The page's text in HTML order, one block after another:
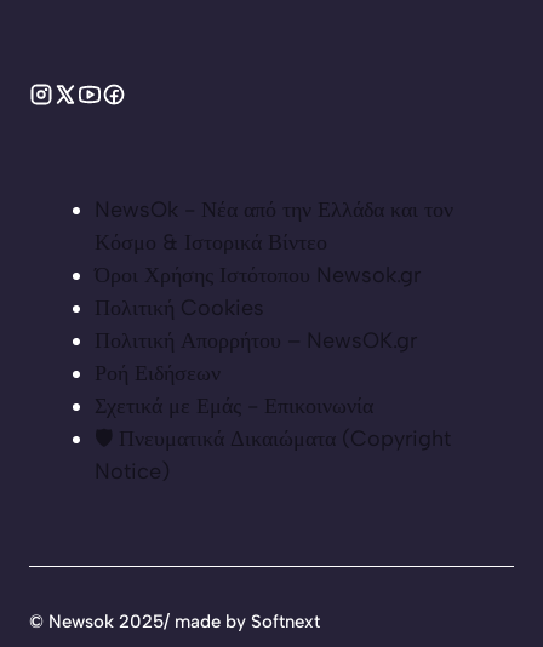
NewsOk - Νέα από την Ελλάδα και τον
Κόσμο & Ιστορικά Βίντεο
Όροι Χρήσης Ιστότοπου Newsok.gr
Πολιτική Cookies
Πολιτική Απορρήτου – NewsOK.gr
Ροή Ειδήσεων
Σχετικά με Εμάς - Επικοινωνία
🛡️ Πνευματικά Δικαιώματα (Copyright
Notice)
© Newsok 2025/ made by Softnext